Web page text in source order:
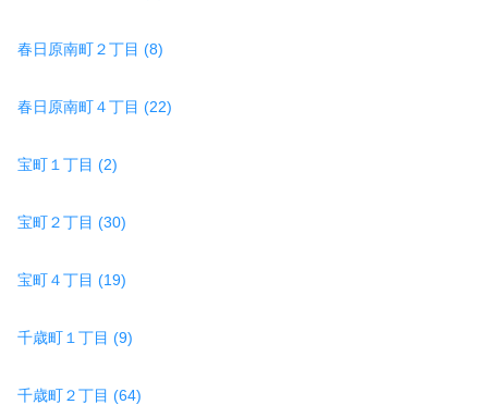
春日原南町２丁目 (8)
春日原南町４丁目 (22)
宝町１丁目 (2)
宝町２丁目 (30)
宝町４丁目 (19)
千歳町１丁目 (9)
千歳町２丁目 (64)